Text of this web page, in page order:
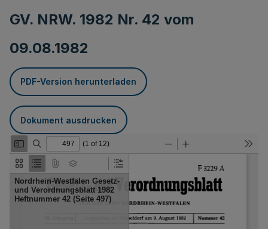
GV. NRW. 1982 Nr. 42 vom
09.08.1982
PDF-Version herunterladen
Dokument ausdrucken